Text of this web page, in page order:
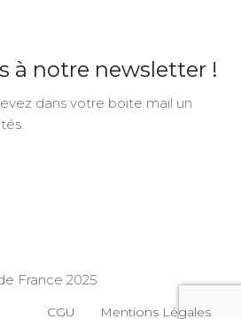
à notre newsletter !
dans votre boite mail un
France 2025
CGU Mentions Légales